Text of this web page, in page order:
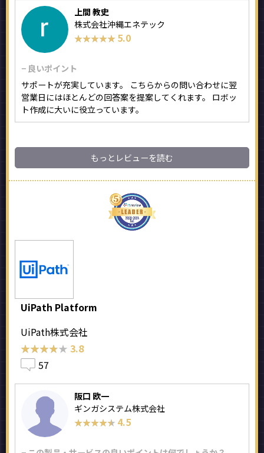
上間 教史
株式会社沖縄エネテック
★★★★★
★★★★★ 5.0
− 良いポイント
サポートが充実しています。 こちらからの問い合わせに翌
営業日にはほとんどの回答案を提案してくれます。 ロボッ
ト作成に大いに役立っています。
もっとレビューを読む
UiPath Platform
UiPath株式会社
★★★★★
★★★★★ 3.8
57
阪口 欧一
ギンガシステム株式会社
★★★★★
★★★★★ 4.5